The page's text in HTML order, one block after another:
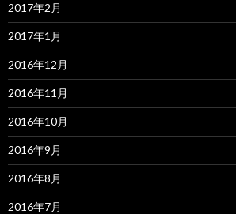
2017年2月
2017年1月
2016年12月
2016年11月
2016年10月
2016年9月
2016年8月
2016年7月